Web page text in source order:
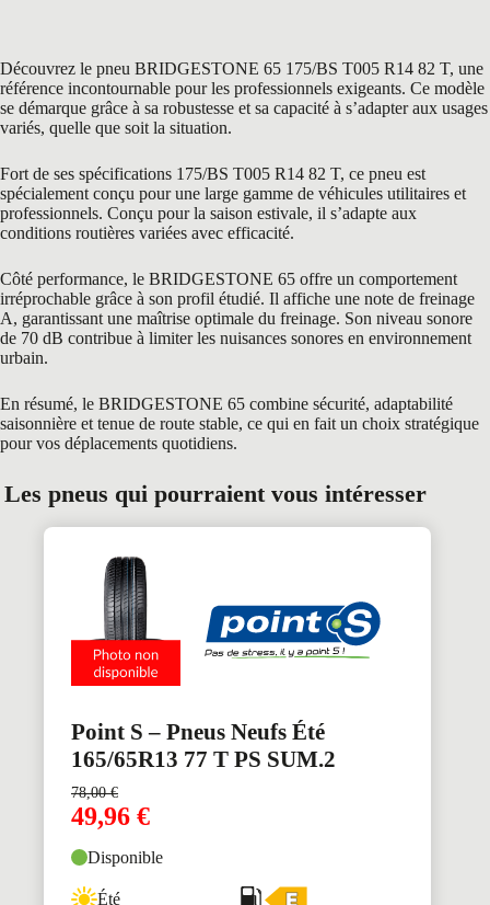
Découvrez le pneu BRIDGESTONE 65 175/BS T005 R14 82 T, une
référence incontournable pour les professionnels exigeants. Ce modèle
se démarque grâce à sa robustesse et sa capacité à s’adapter aux usages
variés, quelle que soit la situation.
Fort de ses spécifications 175/BS T005 R14 82 T, ce pneu est
spécialement conçu pour une large gamme de véhicules utilitaires et
professionnels. Conçu pour la saison estivale, il s’adapte aux
conditions routières variées avec efficacité.
Côté performance, le BRIDGESTONE 65 offre un comportement
irréprochable grâce à son profil étudié. Il affiche une note de freinage
A, garantissant une maîtrise optimale du freinage. Son niveau sonore
de 70 dB contribue à limiter les nuisances sonores en environnement
urbain.
En résumé, le BRIDGESTONE 65 combine sécurité, adaptabilité
saisonnière et tenue de route stable, ce qui en fait un choix stratégique
pour vos déplacements quotidiens.
Les pneus qui pourraient vous intéresser
Point S – Pneus Neufs Été
165/65R13 77 T PS SUM.2
78,00€
49,96 €
Disponible
Été